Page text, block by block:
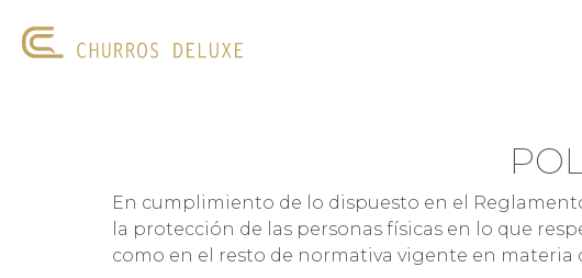
En cumplimiento de lo dispuesto en el
la protección de las personas físicas en lo que
como en el resto de normativa vigente en materia